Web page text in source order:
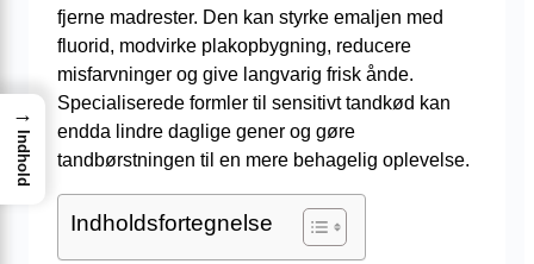
fjerne madrester. Den kan styrke emaljen med
fluorid, modvirke plakopbygning, reducere
misfarvninger og give langvarig frisk ånde.
Specialiserede formler til sensitivt tandkød kan
endda lindre daglige gener og gøre
tandbørstningen til en mere behagelig oplevelse.
Indholdsfortegnelse
→
Indhold